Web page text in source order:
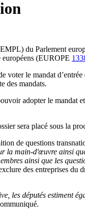
du Parlement
européens (EUROPE
voter le mandat
des mandats.
adopter le
sera placé sous la
de questions
la main-d'œuvre ainsi
ainsi que les
des entreprises du
les députés estiment